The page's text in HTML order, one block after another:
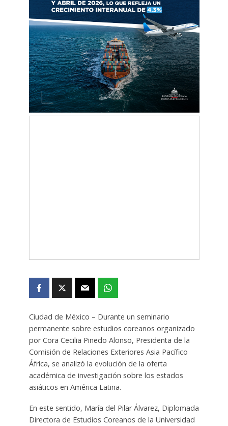
Ciudad de México – Durante un seminario
permanente sobre estudios coreanos organizado
por Cora Cecilia Pinedo Alonso, Presidenta de la
Comisión de Relaciones Exteriores Asia Pacífico
África, se analizó la evolución de la oferta
académica de investigación sobre los estados
asiáticos en América Latina.
En este sentido, María del Pilar Álvarez, Diplomada
Directora de Estudios Coreanos de la Universidad